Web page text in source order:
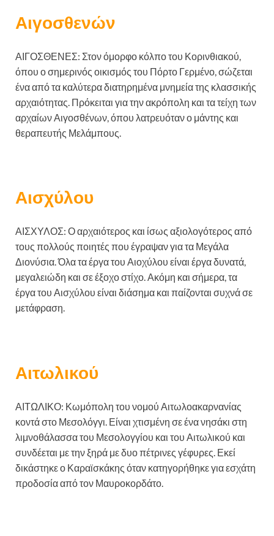
Αιγοσθενών
ΑΙΓΟΣΘΕΝΕΣ: Στον όμορφο κόλπο του Κορινθιακού,
όπου ο σημερινός οικισμός του Πόρτο Γερμένο, σώζεται
ένα από τα καλύτερα διατηρημένα μνημεία της κλασσικής
αρχαιότητας. Πρόκειται για την ακρόπολη και τα τείχη των
αρχαίων Αιγοσθένων, όπου λατρευόταν ο μάντης και
θεραπευτής Μελάμπους.
Αισχύλου
ΑΙΣΧΥΛΟΣ: Ο αρχαιότερος και ίσως αξιολογότερος από
τους πολλούς ποιητές που έγραψαν για τα Μεγάλα
Διονύσια. Όλα τα έργα του Αιοχύλου είναι έργα δυνατά,
μεγαλειώδη και σε έξοχο στίχο. Ακόμη και σήμερα, τα
έργα του Αισχύλου είναι διάσημα και παίζονται συχνά σε
μετάφραση.
Αιτωλικού
ΑΙΤΩΛΙΚΟ: Κωμόπολη του νομού Αιτωλοακαρνανίας
κοντά στο Μεσολόγγι. Είναι χτισμένη σε ένα νησάκι στη
λιμνοθάλασσα του Μεσολογγίου και του Αιτωλικού και
συνδέεται με την ξηρά με δυο πέτρινες γέφυρες. Εκεί
δικάστηκε ο Καραϊσκάκης όταν κατηγορήθηκε για εσχάτη
προδοσία από τον Μαυροκορδάτο.